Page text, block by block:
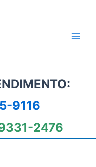
9116
2476